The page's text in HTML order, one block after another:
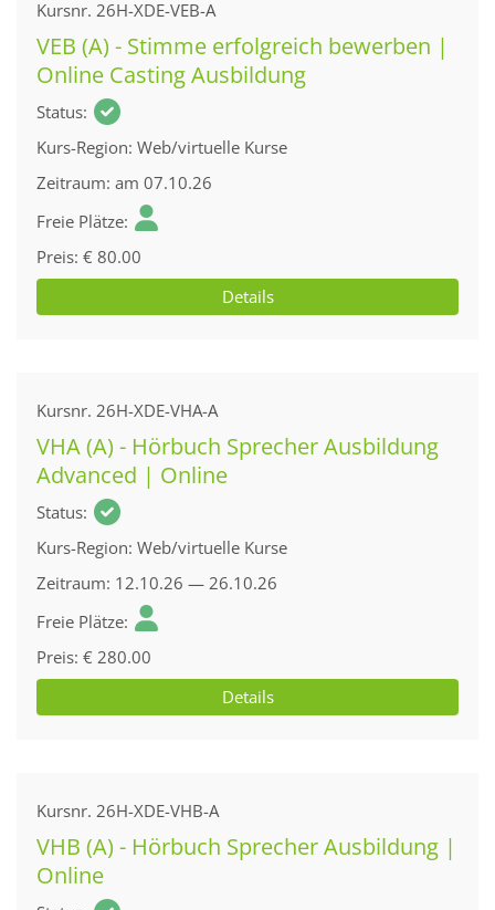
Kursnr. 26H-XDE-VEB-A
VEB (A) - Stimme erfolgreich bewerben |
Online Casting Ausbildung
Status
Kurs-Region Web/virtuelle Kurse
Zeitraum am 07.10.26
Freie Plätze
Preis € 80.00
Details
Kursnr. 26H-XDE-VHA-A
VHA (A) - Hörbuch Sprecher Ausbildung
Advanced | Online
Status
Kurs-Region Web/virtuelle Kurse
Zeitraum 12.10.26 — 26.10.26
Freie Plätze
Preis € 280.00
Details
Kursnr. 26H-XDE-VHB-A
VHB (A) - Hörbuch Sprecher Ausbildung |
Online